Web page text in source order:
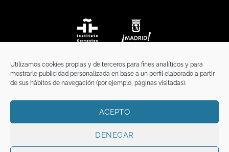
Utilizamos cookies propias y de terceros para fines analíticos y para
mostrarle publicidad personalizada en base a un perfil elaborado a partir
de sus hábitos de navegación (por ejemplo, páginas visitadas).
ACEPTO
DENEGAR
TÉRMINOS Y CONDICIONES
Copyright 2026 ©FunciFUNCI es titular de los derechos de propiedad